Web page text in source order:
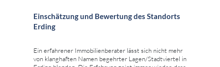
Einschätzung und Bewertung des Standorts
Erding
Ein erfahrener Immobilienberater lässt sich nicht mehr
von klanghaften Namen begehrter Lagen/Stadtviertel in